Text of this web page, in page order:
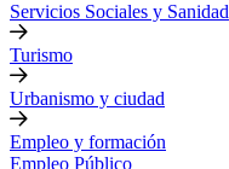
Servicios Sociales y Sanidad
Turismo
Urbanismo y ciudad
Empleo y formación
Empleo Público